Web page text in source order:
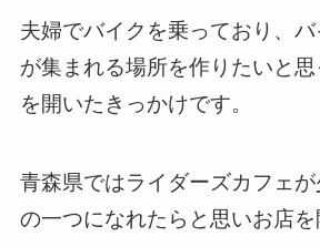
夫婦でバイクを乗っており、
が集まれる場所を作りたいと
を開いたきっかけです。
青森県ではライダーズカフェ
の一つになれたらと思いお店を